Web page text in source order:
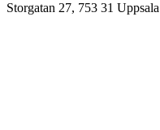
Storgatan 27, 753 31 Uppsala